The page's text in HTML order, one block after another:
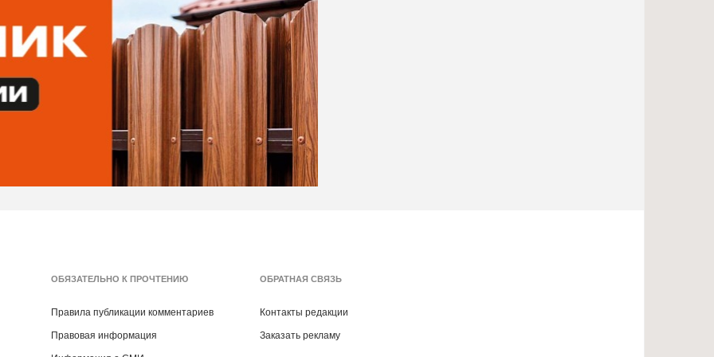
ОБЯЗАТЕЛЬНО К ПРОЧТЕНИЮ
Правила публикации комментариев
Правовая информация
ОБРАТНАЯ СВЯЗЬ
Контакты редакции
Заказать рекламу